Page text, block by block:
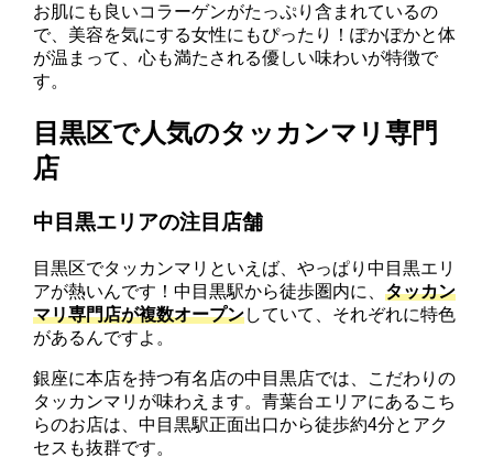
お肌にも良いコラーゲンがたっぷり含まれているの
で、美容を気にする女性にもぴったり！ぽかぽかと体
が温まって、心も満たされる優しい味わいが特徴で
す。
目黒区で人気のタッカンマリ専門
店
中目黒エリアの注目店舗
目黒区でタッカンマリといえば、やっぱり中目黒エリ
アが熱いんです！中目黒駅から徒歩圏内に、タッカン
マリ専門店が複数オープンしていて、それぞれに特色
があるんですよ。
銀座に本店を持つ有名店の中目黒店では、こだわりの
タッカンマリが味わえます。青葉台エリアにあるこち
らのお店は、中目黒駅正面出口から徒歩約4分とアク
セスも抜群です。